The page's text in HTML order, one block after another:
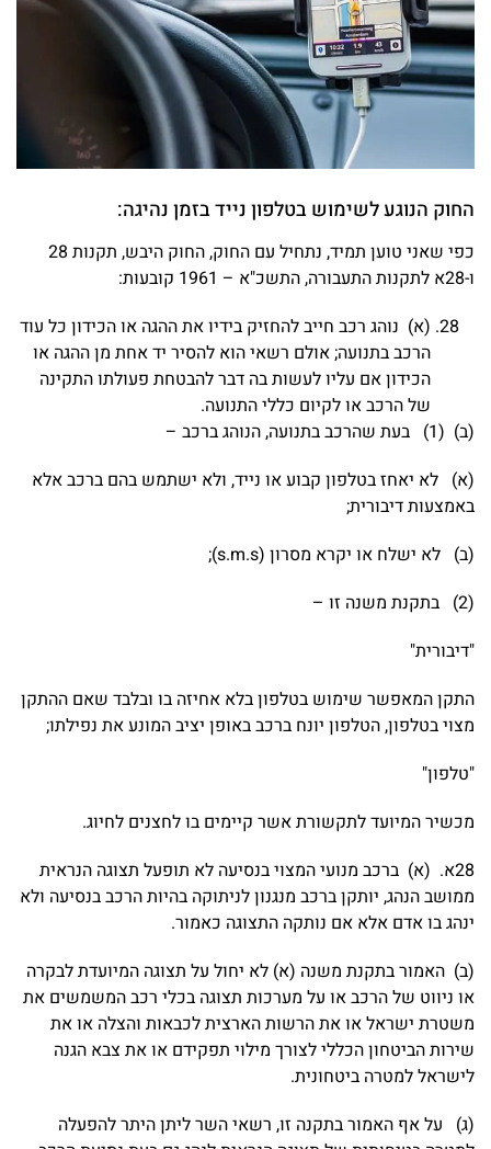
החוק הנוגע לשימוש בטלפון נייד בזמן נהיגה:
ו-28א לתקנות התעבורה, התשכ"א – 1961 קובעות:
(א) נוהג רכב חייב להחזיק בידיו את ההגה או הכידון כל עוד
הרכב בתנועה; אולם רשאי הוא להסיר יד אחת מן ההגה או
הכידון אם עליו לעשות בה דבר להבטחת פעולתו התקינה
של הרכב או לקיום כללי התנועה.
(ב) (1) בעת שהרכב בתנועה, הנוהג ברכב –
(א) לא יאחז בטלפון קבוע או נייד, ולא ישתמש בהם ברכב אלא
באמצעות דיבורית;
(ב) לא ישלח או יקרא מסרון (s.m.s);
(2) בתקנת משנה זו –
"דיבורית"
התקן המאפשר שימוש בטלפון בלא אחיזה בו ובלבד שאם ההתקן
מצוי בטלפון, הטלפון יונח ברכב באופן יציב המונע את נפילתו;
"טלפון"
מכשיר המיועד לתקשורת אשר קיימים בו לחצנים לחיוג.
28א. (א) ברכב מנועי המצוי בנסיעה לא תופעל תצוגה הנראית
ממושב הנהג, יותקן ברכב מנגנון לניתוקה בהיות הרכב בנסיעה ולא
ינהג בו אדם אלא אם נותקה התצוגה כאמור.
(ב) האמור בתקנת משנה (א) לא יחול על תצוגה המיועדת לבקרה
או ניווט של הרכב או על מערכות תצוגה בכלי רכב המשמשים את
משטרת ישראל או את הרשות הארצית לכבאות והצלה או את
שירות הביטחון הכללי לצורך מילוי תפקידם או את צבא הגנה
לישראל למטרה ביטחונית.
(ג) על אף האמור בתקנה זו, רשאי השר ליתן היתר להפעלה